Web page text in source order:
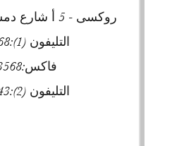
روكسى - 5 أ شارع دمشق مصر الجديده
التليفون (1):
فاكس:
التليفون (2):